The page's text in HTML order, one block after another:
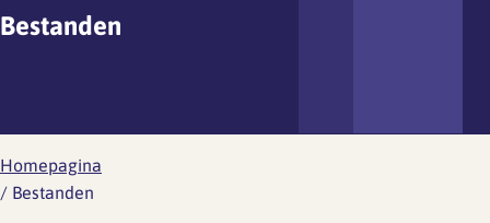
Bestanden
Homepagina
/ Bestanden